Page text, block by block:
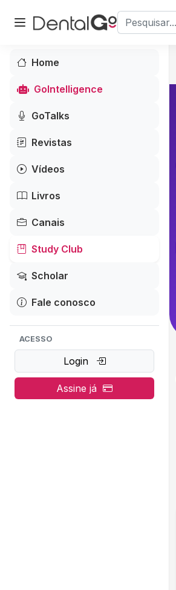
Home
GoIntelligence
GoTalks
Revistas
Vídeos
Livros
Canais
Study Club
Scholar
Fale conosco
ACESSO
Login
Assine já